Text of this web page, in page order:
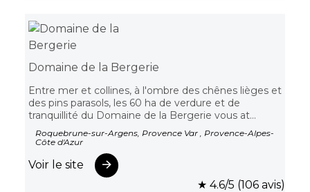
Domaine de la Bergerie
Entre mer et collines, à l'ombre des chênes lièges et
des pins parasols, les 60 ha de verdure et de
tranquillité du Domaine de la Bergerie vous at...
Roquebrune-sur-Argens, Provence Var , Provence-Alpes-
Côte d'Azur
Voir le site
★ 4.6/5 (106 avis)